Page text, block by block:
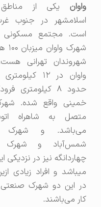
واوانیکی از مناطق
اسلامشهر در جنوب غرب
است. مجتمع مسکونی
شهرک واوان میزبان
شهروندان تهرانی هست.
واوان در ۱۲ کیلومتری
حدود ۸ کیلومتری فرودگاه
خمینی واقع شده. شهرک
متصل به شاهراه اتوبان
می‌باشد. و شهرک
شمس‌آباد و شهرک
چهاردانگه نیز در نزدیکی این
میباشد و افراد زیادی ازین
در این دو شهرک صنعتی
کار می‌باشند.